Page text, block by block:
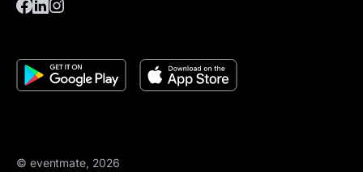
© eventmate, 2026